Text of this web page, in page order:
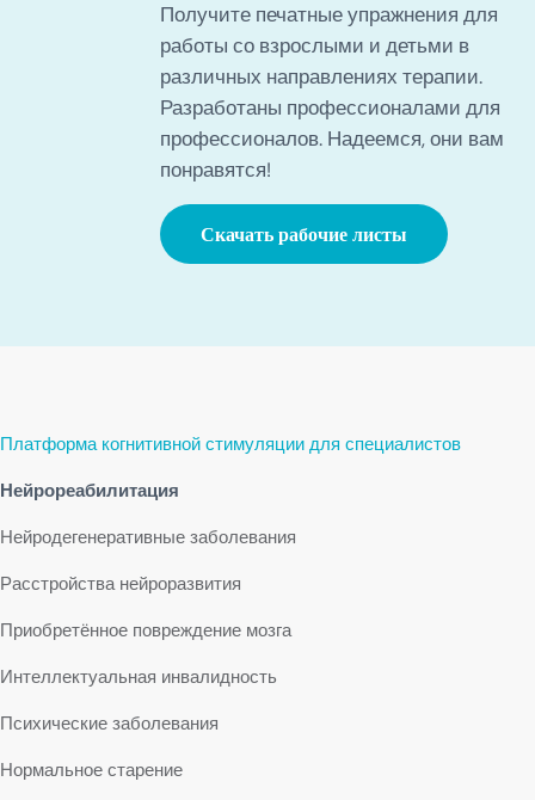
Получите печатные упражнения для
работы со взрослыми и детьми в
различных направлениях терапии.
Разработаны профессионалами для
профессионалов. Надеемся, они вам
понравятся!
Скачать рабочие листы
Платформа когнитивной стимуляции для специалистов
Нейрореабилитация
Нейродегенеративные заболевания
Расстройства нейроразвития
Приобретённое повреждение мозга
Интеллектуальная инвалидность
Психические заболевания
Нормальное старение